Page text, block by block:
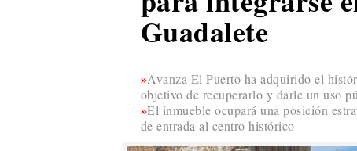
Guadalete
Avanza El Puerto ha adquirido el
objetivo de recuperarlo y darle un uso
El inmueble ocupará una posición
de entrada al centro histórico